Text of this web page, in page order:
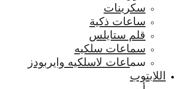
سكرينات
ساعات ذكية
قلم ستايلس
سماعات سلكيه
سماعات لاسلكيه وايربودز
اللابتوب